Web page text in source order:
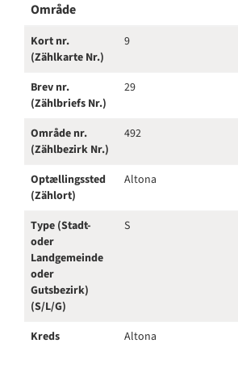
Område
Kort nr.
(Zählkarte Nr.)
9
Brev nr.
(Zählbriefs Nr.)
29
Område nr.
(Zählbezirk Nr.)
492
Optællingssted
(Zählort)
Altona
Type (Stadt-
oder
Landgemeinde
oder
Gutsbezirk)
(S/L/G)
S
Kreds Altona